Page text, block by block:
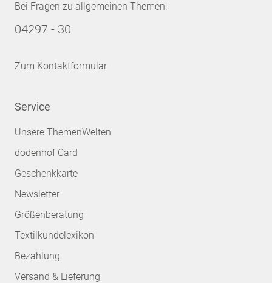
Bei Fragen zu allgemeinen Themen:
04297 - 30
Zum Kontaktformular
Service
Unsere ThemenWelten
dodenhof Card
Geschenkkarte
Newsletter
Größenberatung
Textilkundelexikon
Bezahlung
Versand & Lieferung